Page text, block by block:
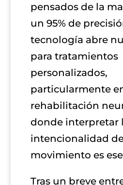
pensados de la
un 95% de
tecnología abre
para tratamientos
personalizados,
particularmente
rehabilitación
donde interpretar
intencionalidad
movimiento es
Tras un breve